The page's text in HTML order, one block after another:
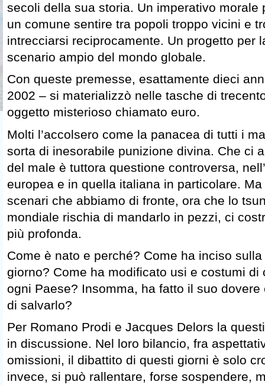
secoli della sua storia. Un imperativo morale
un comune sentire tra popoli troppo vicini e
intrecciarsi reciprocamente. Un progetto per
scenario ampio del mondo globale.
Con queste premesse, esattamente dieci
2002 – si materializzò nelle tasche di
oggetto misterioso chiamato euro.
Molti l’accolsero come la panacea di tutti i
sorta di inesorabile punizione divina. Che ci
del male è tuttora questione controversa,
europea e in quella italiana in particolare.
scenari che abbiamo di fronte, ora che lo
mondiale rischia di mandarlo in pezzi, ci
più profonda.
Come è nato e perché? Come ha inciso
giorno? Come ha modificato usi e costumi di
ogni Paese? Insomma, ha fatto il suo
di salvarlo?
Per Romano Prodi e Jacques Delors la
in discussione. Nel loro bilancio, fra
omissioni, il dibattito di questi giorni è solo
invece, si può rallentare, forse sospendere,